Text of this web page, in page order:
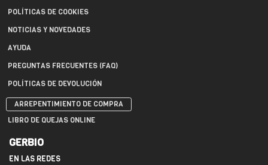
POLÍTICAS DE COOKIES
NOTICIAS Y NOVEDADES
AYUDA
PREGUNTAS FRECUENTES (FAQ)
POLÍTICAS DE DEVOLUCIÓN
ARREPENTIMIENTO DE COMPRA
LIBRO DE QUEJAS ONLINE
GERBIO
EN LAS REDES